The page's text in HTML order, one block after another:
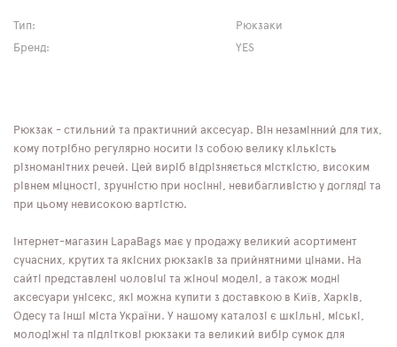
Тип:
Рюкзаки
Бренд:
YES
Рюкзак - стильний та практичний аксесуар. Він незамінний для тих,
кому потрібно регулярно носити із собою велику кількість
різноманітних речей. Цей виріб відрізняється місткістю, високим
рівнем міцності, зручністю при носінні, невибагливістю у догляді та
при цьому невисокою вартістю.
Інтернет-магазин LapaBags має у продажу великий асортимент
сучасних, крутих та якісних рюкзаків за прийнятними цінами. На
сайті представлені чоловічі та жіночі моделі, а також модні
аксесуари унісекс, які можна купити з доставкою в Київ, Харків,
Одесу та інші міста України. У нашому каталозі є шкільні, міські,
молодіжні та підліткові рюкзаки та великий вибір сумок для